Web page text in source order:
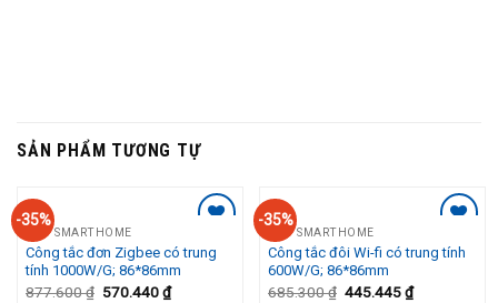
SẢN PHẨM TƯƠNG TỰ
-35%
Add to
NPT SMARTHOME
Công tắc đơn Zigbee có trung
tính 1000W/G; 86*86mm
877.600₫ 570.440₫
-35%
Add to
NPT SMARTHOME
Công tắc đôi Wi-fi có trung tính
600W/G; 86*86mm
685.300₫ 445.445₫